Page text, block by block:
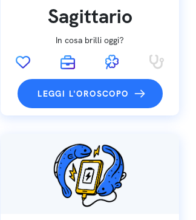
Sagittario
In cosa brilli oggi?
LEGGI L'OROSCOPO